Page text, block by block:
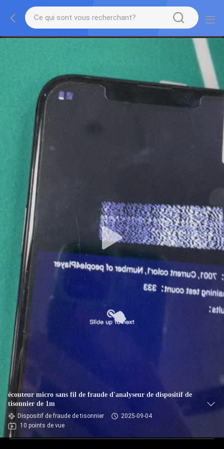
écouteur micro sans fil de fraude d'analyseur de dispositif de
tisonnier de 1m
Dispositif de fraude de tisonnier
2025-09-04
10 points de vue